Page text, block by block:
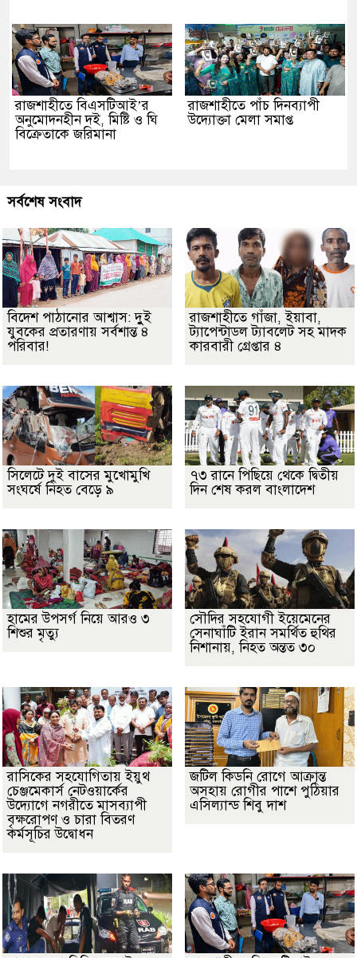
রাজশাহীতে বিএসটিআই’র
অনুমোদনহীন দই, মিষ্টি ও ঘি
বিক্রেতাকে জরিমানা
রাজশাহীতে পাঁচ দিনব্যাপী
উদ্যোক্তা মেলা সমাপ্ত
সর্বশেষ সংবাদ
বিদেশ পাঠানোর আশ্বাস: দুুই
যুবকের প্রতারণায় সর্বশান্ত ৪
পরিবার!
রাজশাহীতে গাঁজা, ইয়াবা,
ট্যাপেন্টাডল ট্যাবলেট সহ মাদক
কারবারী গ্রেপ্তার ৪
সিলেটে দুই বাসের মুখোমুখি
সংঘর্ষে নিহত বেড়ে ৯
৭৩ রানে পিছিয়ে থেকে দ্বিতীয়
দিন শেষ করল বাংলাদেশ
হামের উপসর্গ নিয়ে আরও ৩
শিশুর মৃত্যু
সৌদির সহযোগী ইয়েমেনের
সেনাঘাঁটি ইরান সমর্থিত হুথির
নিশানায়, নিহত অন্তত ৩০
রাসিকের সহযোগিতায় ইয়ুথ
চেঞ্জমেকার্স নেটওয়ার্কের
উদ্যোগে নগরীতে মাসব্যাপী
বৃক্ষরোপণ ও চারা বিতরণ
কর্মসূচির উদ্বোধন
জটিল কিডনি রোগে আক্রান্ত
অসহায় রোগীর পাশে পুঠিয়ার
এসিল্যান্ড শিবু দাশ